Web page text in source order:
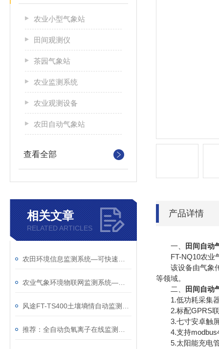
农业小型气象站
田间观测仪
茶园气象站
农业监测系统
农业观测设备
农田自动气象站
查看全部
相关文章
RELATED ARTICLES
产品详情
一、
田间自动
FT-NQ10农业气
该设备由气象传
等领域。
二、
田间自动
1.低功耗采集器
2.标配GPRS联
3.七寸安卓触屏
4.支持
5.太阳能充电管